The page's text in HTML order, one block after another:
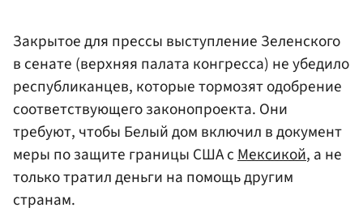
Закрытое для прессы выступление Зеленского
в сенате (верхняя палата конгресса) не убедило
республиканцев, которые тормозят одобрение
соответствующего законопроекта. Они
требуют, чтобы Белый дом включил в документ
меры по защите границы США сМексикой, а не
только тратил деньги на помощь другим
странам.